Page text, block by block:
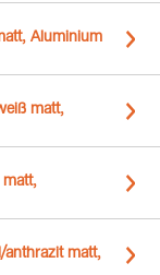
Aluminium
matt,
matt,
anthrazit matt,